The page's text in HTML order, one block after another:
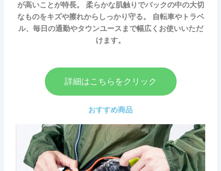
が高いことが特長。 柔らかな肌触りでバックの中の大切
なものをキズや擦れからしっかり守る。 自転車やトラベ
ル、毎日の通勤やタウンユースまで幅広くお使いいただ
けます。
詳細はこちらをクリック
おすすめ商品